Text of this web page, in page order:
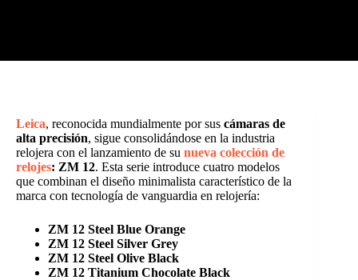
Leica, reconocida mundialmente por sus cámaras de
alta precisión, sigue consolidándose en la industria
relojera con el lanzamiento de su nueva colección de
relojes: ZM 12. Esta serie introduce cuatro modelos
que combinan el diseño minimalista característico de la
marca con tecnología de vanguardia en relojería:
ZM 12 Steel Blue Orange
ZM 12 Steel Silver Grey
ZM 12 Steel Olive Black
ZM 12 Titanium Chocolate Black